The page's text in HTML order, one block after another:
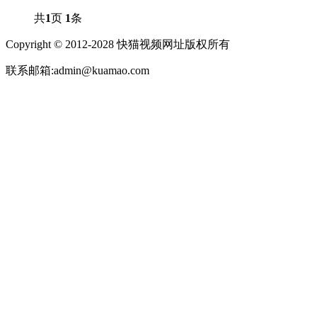
共1页 1条
Copyright © 2012-2028 快猫视频网址版权所有
联系邮箱:admin@kuamao.com